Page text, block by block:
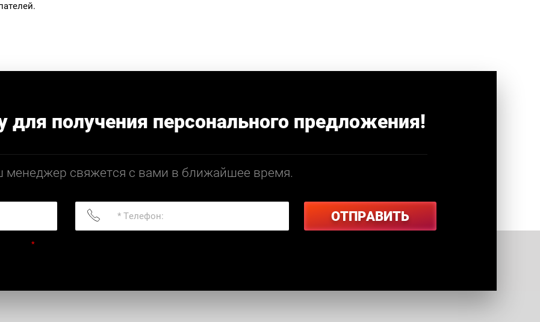
для получения персонального предложения!
менеджер свяжется с вами в ближайшее время.
ОТПРАВИТЬ
*